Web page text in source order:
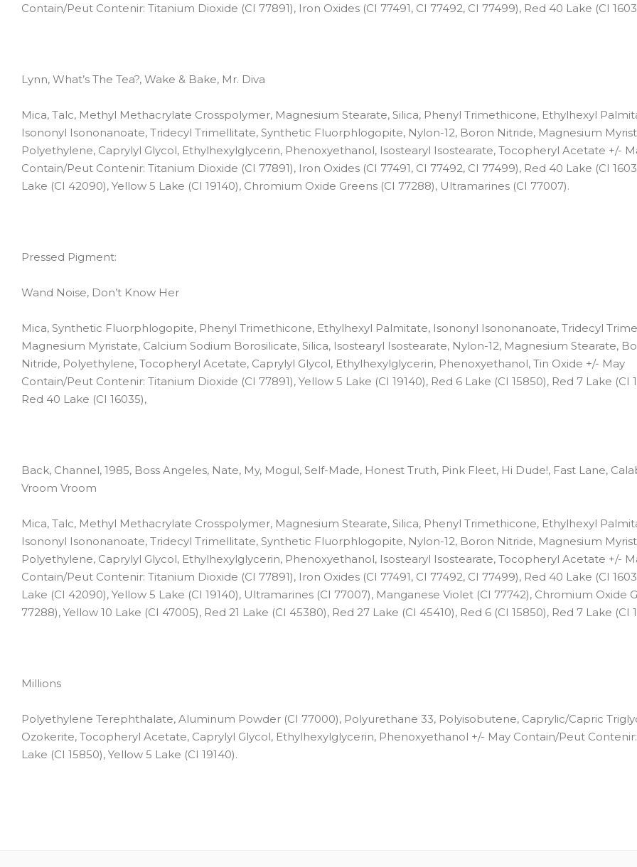
Contain/Peut Contenir: Titanium Dioxide (CI 77891), Iron Oxides (CI 77491, CI 77492, CI 77499), Red 40 Lake (CI
Lynn, What’s The Tea?, Wake & Bake, Mr. Diva
Mica, Talc, Methyl Methacrylate Crosspolymer, Magnesium Stearate, Silica, Phenyl Trimethicone, Ethylhexyl
Isononyl Isononanoate, Tridecyl Trimellitate, Synthetic Fluorphlogopite, Nylon-12, Boron Nitride, Magnesium
Polyethylene, Caprylyl Glycol, Ethylhexylglycerin, Phenoxyethanol, Isostearyl Isostearate, Tocopheryl Acetate +/-
Contain/Peut Contenir: Titanium Dioxide (CI 77891), Iron Oxides (CI 77491, CI 77492, CI 77499), Red 40 Lake (CI
Lake (CI 42090), Yellow 5 Lake (CI 19140), Chromium Oxide Greens (CI 77288), Ultramarines (CI 77007).
Pressed Pigment:
Wand Noise, Don’t Know Her
Mica, Synthetic Fluorphlogopite, Phenyl Trimethicone, Ethylhexyl Palmitate, Isononyl Isononanoate, Tridecyl
Magnesium Myristate, Calcium Sodium Borosilicate, Silica, Isostearyl Isostearate, Nylon-12, Magnesium Stearate,
Nitride, Polyethylene, Tocopheryl Acetate, Caprylyl Glycol, Ethylhexylglycerin, Phenoxyethanol, Tin Oxide +/- May
Contain/Peut Contenir: Titanium Dioxide (CI 77891), Yellow 5 Lake (CI 19140), Red 6 Lake (CI 15850), Red 7 Lake (CI
Red 40 Lake (CI 16035),
Back, Channel, 1985, Boss Angeles, Nate, My, Mogul, Self-Made, Honest Truth, Pink Fleet, Hi Dude!, Fast Lane,
Vroom Vroom
Mica, Talc, Methyl Methacrylate Crosspolymer, Magnesium Stearate, Silica, Phenyl Trimethicone, Ethylhexyl
Isononyl Isononanoate, Tridecyl Trimellitate, Synthetic Fluorphlogopite, Nylon-12, Boron Nitride, Magnesium
Polyethylene, Caprylyl Glycol, Ethylhexylglycerin, Phenoxyethanol, Isostearyl Isostearate, Tocopheryl Acetate +/-
Contain/Peut Contenir: Titanium Dioxide (CI 77891), Iron Oxides (CI 77491, CI 77492, CI 77499), Red 40 Lake (CI
Lake (CI 42090), Yellow 5 Lake (CI 19140), Ultramarines (CI 77007), Manganese Violet (CI 77742), Chromium Oxide
77288), Yellow 10 Lake (CI 47005), Red 21 Lake (CI 45380), Red 27 Lake (CI 45410), Red 6 (CI 15850), Red 7 Lake (CI
Millions
Polyethylene Terephthalate, Aluminum Powder (CI 77000), Polyurethane 33, Polyisobutene, Caprylic/Capric
Ozokerite, Tocopheryl Acetate, Caprylyl Glycol, Ethylhexylglycerin, Phenoxyethanol +/- May Contain/Peut
Lake (CI 15850), Yellow 5 Lake (CI 19140).